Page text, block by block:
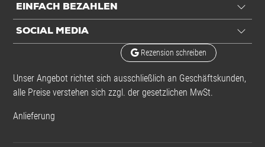
EINFACH BEZAHLEN
SOCIAL MEDIA
Rezension schreiben
Unser Angebot richtet sich ausschließlich an Geschäftskunden,
alle Preise verstehen sich zzgl. der gesetzlichen MwSt.
Anlieferung